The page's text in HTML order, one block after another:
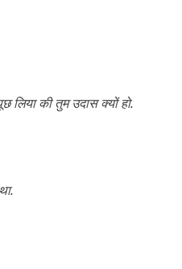
लिया की तुम उदास क्यों हो.